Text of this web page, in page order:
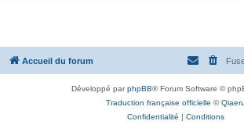
Accueil du forum
Développé parphpBB® Forum Software ©
Traduction française officielle ©Qiaeru
Confidentialité | Conditions